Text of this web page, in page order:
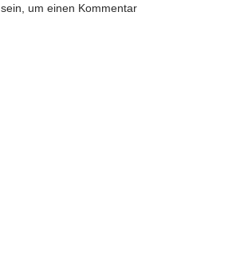
sein, um einen Kommentar